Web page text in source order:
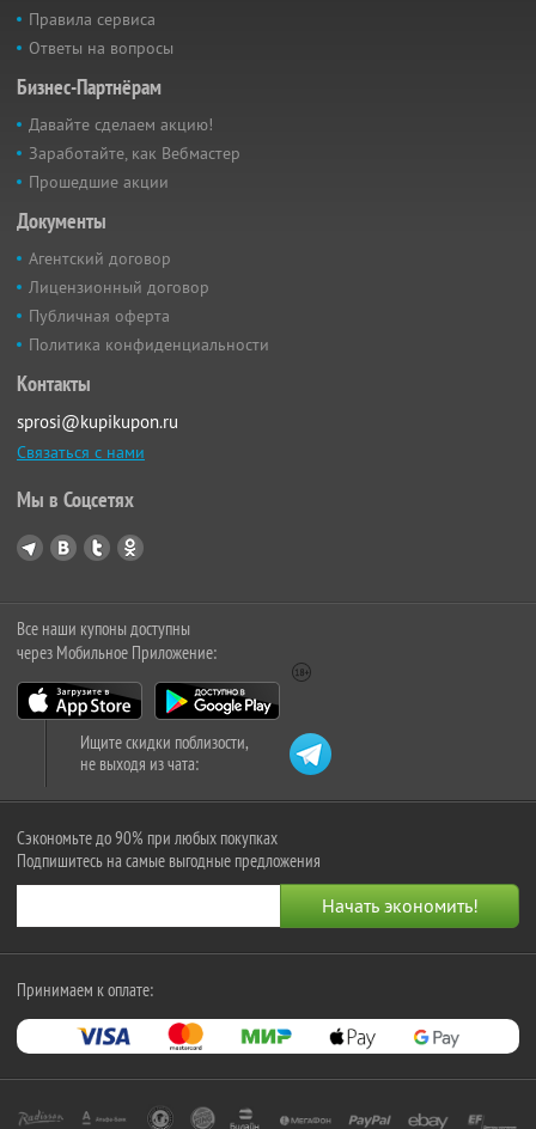
Правила сервиса
Ответы на вопросы
Бизнес-Партнёрам
Давайте сделаем акцию!
Заработайте, как Вебмастер
Прошедшие акции
Документы
Агентский договор
Лицензионный договор
Публичная оферта
Политика конфиденциальности
Контакты
sprosi@kupikupon.ru
Связаться с нами
Мы в Соцсетях
Все наши купоны доступны
через Мобильное Приложение:
Ищите скидки поблизости,
не выходя из чата:
Сэкономьте до 90% при любых покупках
Подпишитесь на самые выгодные предложения
Принимаем к оплате: